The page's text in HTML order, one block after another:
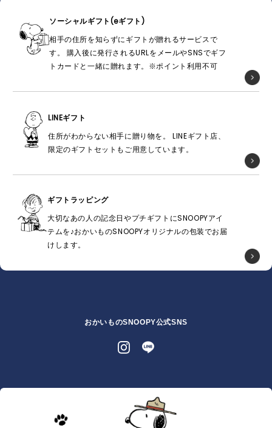
ソーシャルギフト(eギフト)
相手の住所を知らずにギフトが贈れるサービスで
す。 購入後に発行されるURLをメールやSNSでギフ
トカードと一緒に贈れます。※ポイント利用不可
LINEギフト
住所がわからない相手に贈り物を。 LINEギフト店、
限定のギフトセットもご用意しています。
ギフトラッピング
大切なあの人の記念日やプチギフトにSNOOPYアイ
テムを♪おかいものSNOOPYオリジナルの包装でお届
けします。
おかいものSNOOPY公式SNS